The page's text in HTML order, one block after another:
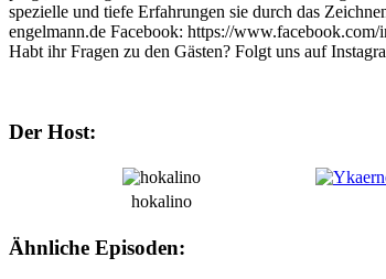
spezielle und tiefe Erfahrungen sie durch das
engelmann.de Facebook: https://
Habt ihr Fragen zu den Gästen? Folgt uns auf
Der Host:
hokalino
Ähnliche Episoden: